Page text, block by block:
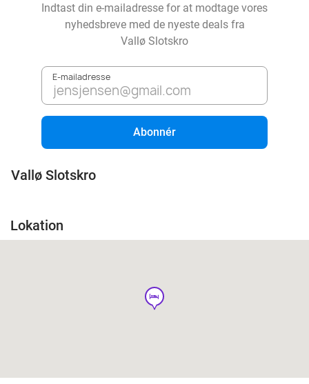
Indtast din e-mailadresse for at modtage vores
nyhedsbreve med de nyeste deals fra
Vallø Slotskro
E-mailadresse
Abonnér
Vallø Slotskro
Lokation
hotel